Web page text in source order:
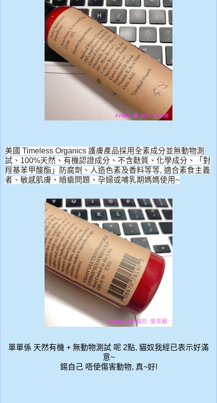
美國 Timeless Organics 護膚產品採用全素成分並無動物測
試、100%天然、 有機認證成分、不含麩質、化學成分、「對
羥基苯甲酸酯」防腐劑、 人造色素及香料等等, 適合素食主義
者、敏感肌膚、暗瘡問題、 孕婦或哺乳期媽媽使用~
單單係 天然有機 + 無動物測試 呢 2點, 貓奴我經已表示好滿
意~
錫自己 唔使傷害動物, 真~好!